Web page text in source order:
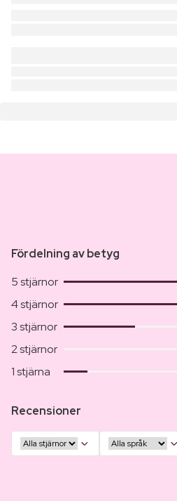
Fördelning av betyg
5 stjärnor
4 stjärnor
3 stjärnor
2 stjärnor
1 stjärna
Recensioner